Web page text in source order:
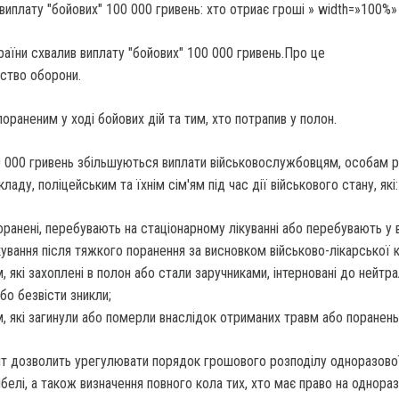
"бойових" 100 000 гривень: хто отриає гроші »
схвалив виплату "бойових" 100 000 гривень.Про це
оборони.
у ході бойових дій та тим, хто потрапив у полон.
гривень збільшуються виплати військовослужбовцям, особам
поліцейським та їхнім сім'ям під час дії військового стану, які:
перебувають на стаціонарному лікуванні або перебувають у
після тяжкого поранення за висновком військово-лікарської
які захоплені в полон або стали заручниками, інтерновані до
безвісти зникли;
які загинули або померли внаслідок отриманих травм або поранень
дозволить урегулювати порядок грошового розподілу
а також визначення повного кола тих, хто має право на